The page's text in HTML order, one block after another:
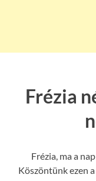
Frézia
Frézia, ma a
Köszöntünk ezen